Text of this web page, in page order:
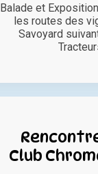
Balade et
les routes des
Savoyard
Club